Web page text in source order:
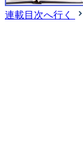
連載目次へ行く